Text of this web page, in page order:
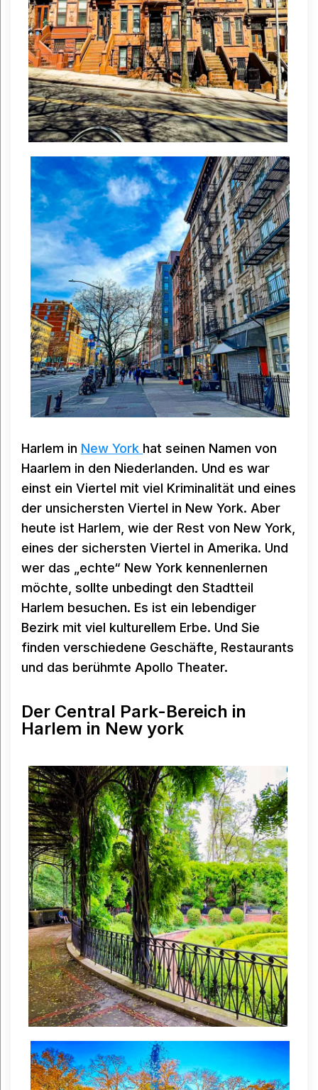
Harlem in New York hat seinen Namen von
Haarlem in den Niederlanden. Und es war
einst ein Viertel mit viel Kriminalität und eines
der unsichersten Viertel in New York. Aber
heute ist Harlem, wie der Rest von New York,
eines der sichersten Viertel in Amerika. Und
wer das „echte“ New York kennenlernen
möchte, sollte unbedingt den Stadtteil
Harlem besuchen. Es ist ein lebendiger
Bezirk mit viel kulturellem Erbe. Und Sie
finden verschiedene Geschäfte, Restaurants
und das berühmte Apollo Theater.
Der Central Park-Bereich in
Harlem in New york